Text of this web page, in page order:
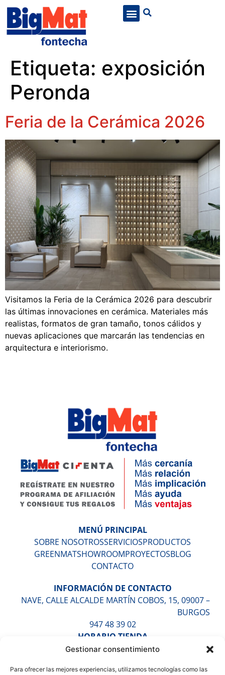
Gestionar consentimiento
Para ofrecer las mejores experiencias, utilizamos tecnologías como las
Etiqueta: exposición
Peronda
Feria de la Cerámica 2026
Visitamos la Feria de la Cerámica 2026 para descubrir
las últimas innovaciones en cerámica. Materiales más
realistas, formatos de gran tamaño, tonos cálidos y
nuevas aplicaciones que marcarán las tendencias en
arquitectura e interiorismo.
MENÚ PRINCIPAL
SOBRE NOSOTROSSERVICIOSPRODUCTOS
GREENMATSHOWROOMPROYECTOSBLOG
CONTACTO
INFORMACIÓN DE CONTACTO
NAVE, CALLE ALCALDE MARTÍN COBOS, 15, 09007 –
BURGOS
947 48 39 02
HORARIO TIENDA
LUNES A VIERNES DE 9:30H A 13:30H Y DE 16:30H A
SÁBADOS DE 10:00H A 14:00H (CITA PREVIA)